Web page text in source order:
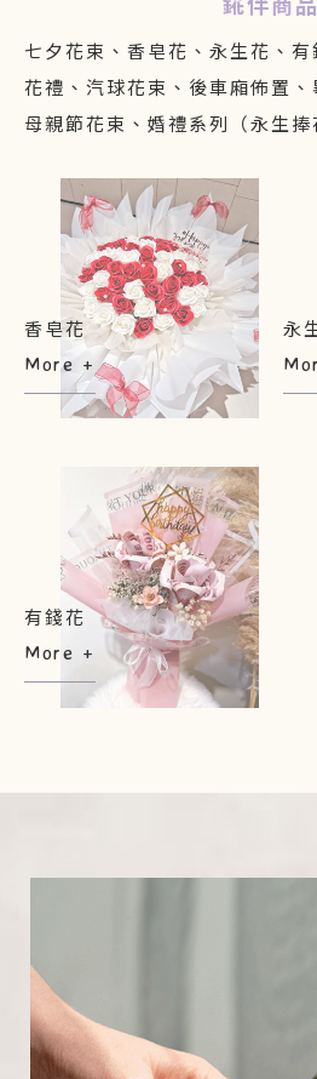
七夕花束、香皂花、永生花、
花禮、汽球花束、後車廂佈置、
母親節花束、婚禮系列（永生捧
香皂花
More +
永
有錢花
More +